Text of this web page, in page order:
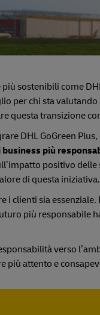
sostenibili come
per chi sta valutando
questa transizione
DHL GoGreen
più
positivo delle
di questa iniziativa.
i clienti sia
più responsabile
verso
più attento e